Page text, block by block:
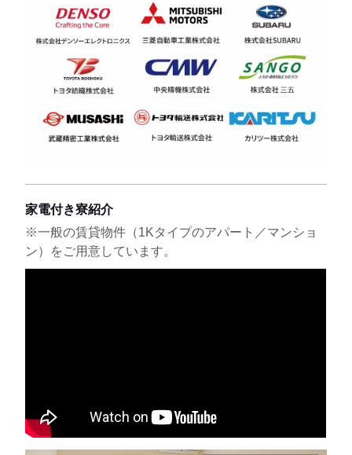
家電付き寮紹介
※一般の賃貸物件（1Kタイプのアパート／マンショ
ン）をご用意しています。